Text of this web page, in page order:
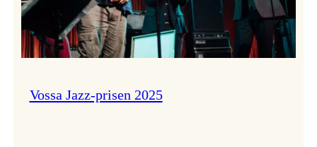
Vossa Jazz-prisen 2025